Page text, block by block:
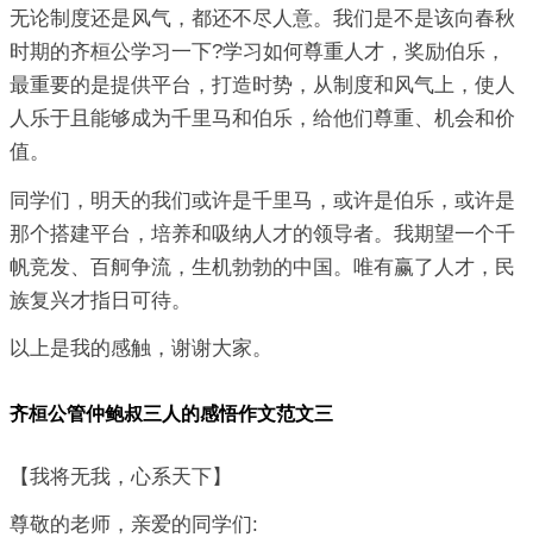
无论制度还是风气，都还不尽人意。我们是不是该向春秋
时期的齐桓公学习一下?学习如何尊重人才，奖励伯乐，
最重要的是提供平台，打造时势，从制度和风气上，使人
人乐于且能够成为千里马和伯乐，给他们尊重、机会和价
值。
同学们，明天的我们或许是千里马，或许是伯乐，或许是
那个搭建平台，培养和吸纳人才的领导者。我期望一个千
帆竞发、百舸争流，生机勃勃的中国。唯有赢了人才，民
族复兴才指日可待。
以上是我的感触，谢谢大家。
齐桓公管仲鲍叔三人的感悟作文范文三
【我将无我，心系天下】
尊敬的老师，亲爱的同学们: